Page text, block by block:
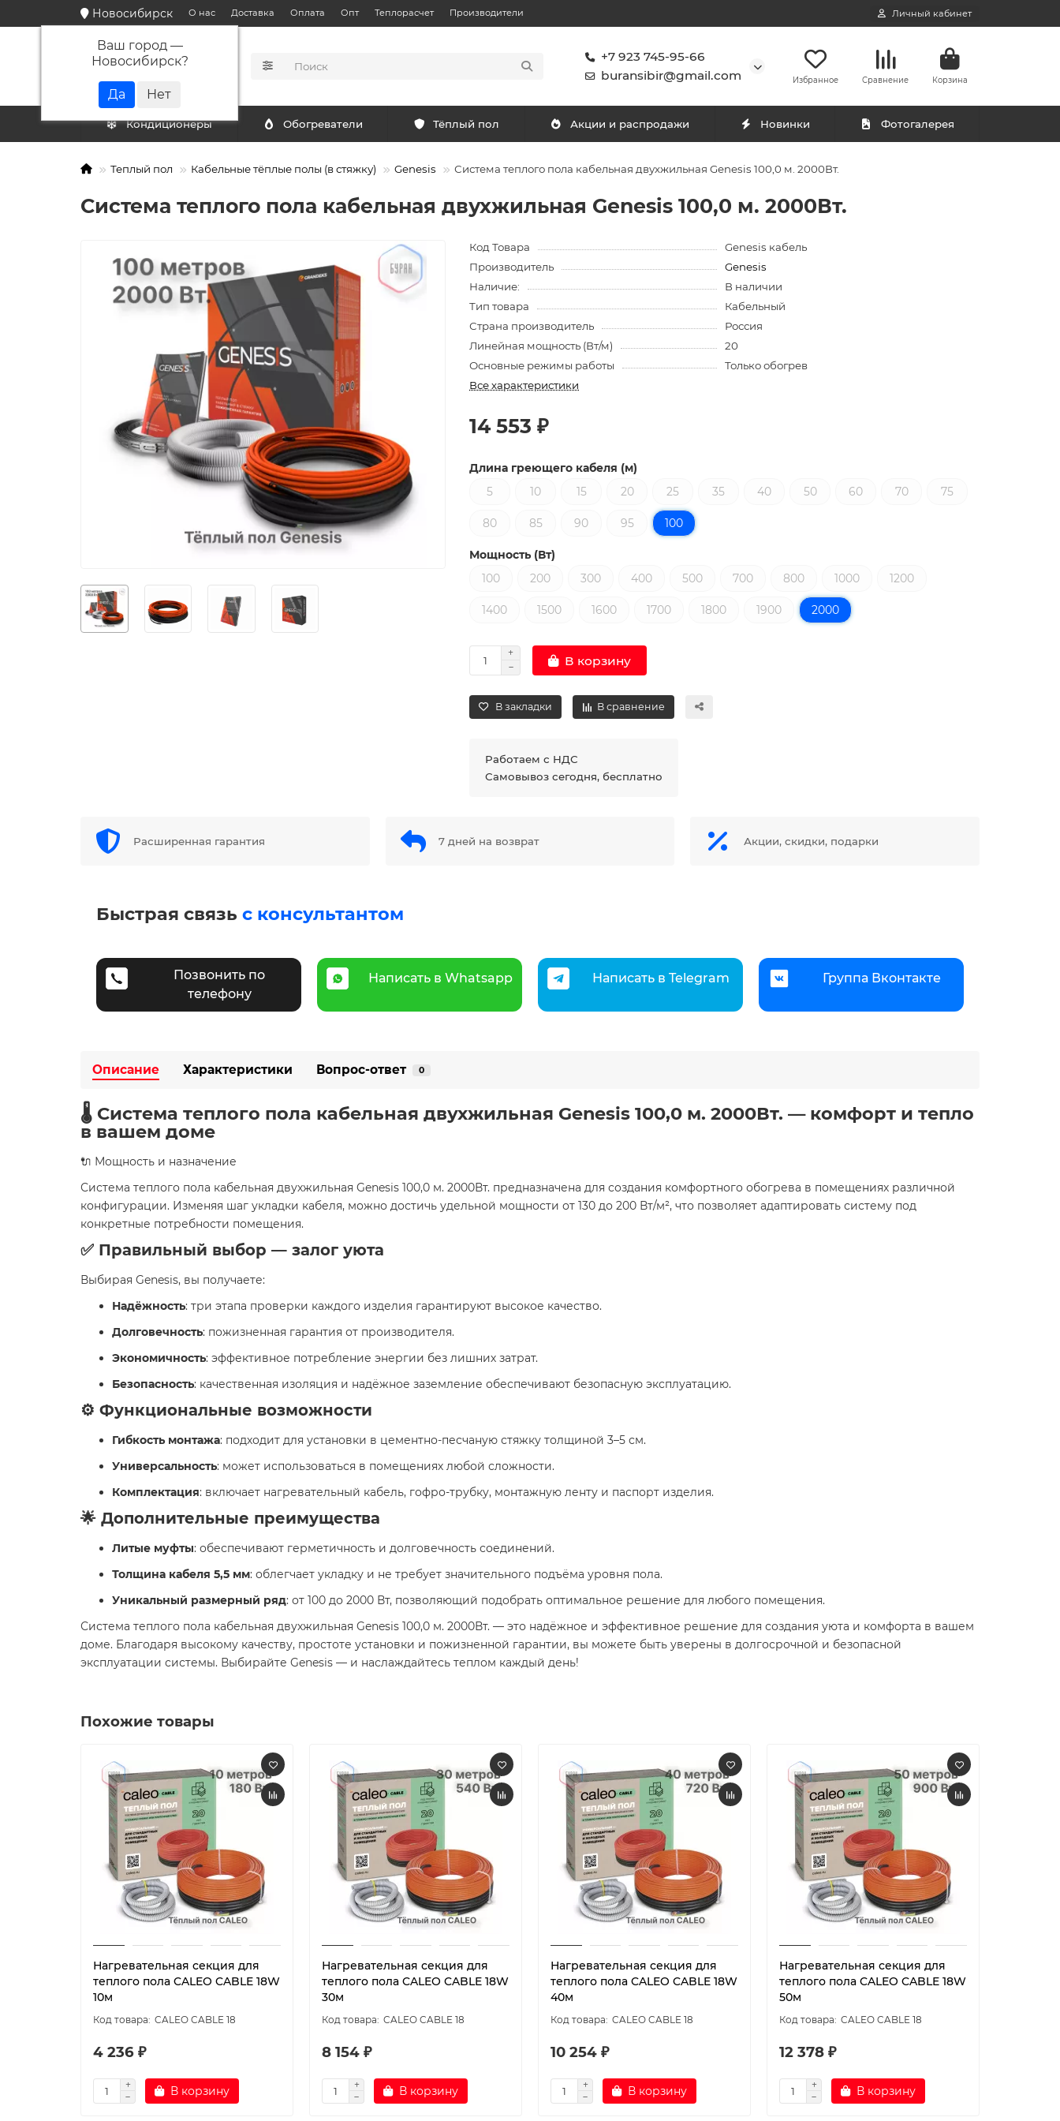
Новосибирск
Ваш город —
Новосибирск?
О нас Доставка Оплата Опт Теплорасчет Производители Личный кабинет
КАТАЛОГ
+7 923 745-95-66
buransibir@gmail.com
Избранное Сравнение Корзина
Кондиционеры Обогреватели Тёплый пол Акции и распродажи Новинки Фотогалерея
Теплый пол Кабельные тёплые полы (в стяжку) Genesis Система теплого пола кабельная двухжильная Genesis 100,0 м. 2000Вт.
Система теплого пола кабельная двухжильная Genesis 100,0 м. 2000Вт.
Код Товара
Genesis кабель
Производитель
Genesis
Наличие:
В наличии
Тип товара
Кабельный
Страна производитель
Россия
Линейная мощность (Вт/м)
20
Основные режимы работы
Только обогрев
Все характеристики
14 553 ₽
Длина греющего кабеля (м)
5
10 15 20 25 35 40 50 60 70 75
80 85 90 95 100
Мощность (Вт)
100
200 300 400 500 700 800 1000 1200
1400 1500 1600 1700 1800 1900 2000
В корзину
В закладки В сравнение
Работаем с НДС
Самовывоз сегодня, бесплатно
Расширенная гарантия 7 дней на возврат Акции, скидки, подарки
Быстрая связь с консультантом
Позвонить по
телефону
Написать в Whatsapp Написать в Telegram Группа Вконтакте
Описание Характеристики Вопрос-ответ 0
🌡️ Система теплого пола кабельная двухжильная Genesis 100,0 м. 2000Вт. — комфорт и тепло
в вашем доме
🔌 Мощность и назначение
Система теплого пола кабельная двухжильная Genesis 100,0 м. 2000Вт. предназначена для создания комфортного обогрева в помещениях различной
конфигурации. Изменяя шаг укладки кабеля, можно достичь удельной мощности от 130 до 200 Вт/м², что позволяет адаптировать систему под
конкретные потребности помещения.
✅ Правильный выбор — залог уюта
Выбирая Genesis, вы получаете:
Надёжность: три этапа проверки каждого изделия гарантируют высокое качество.
Долговечность: пожизненная гарантия от производителя.
Экономичность: эффективное потребление энергии без лишних затрат.
Безопасность: качественная изоляция и надёжное заземление обеспечивают безопасную эксплуатацию.
⚙️ Функциональные возможности
Гибкость монтажа: подходит для установки в цементно-песчаную стяжку толщиной 3–5 см.
Универсальность: может использоваться в помещениях любой сложности.
Комплектация: включает нагревательный кабель, гофро-трубку, монтажную ленту и паспорт изделия.
🌟 Дополнительные преимущества
Литые муфты: обеспечивают герметичность и долговечность соединений.
Толщина кабеля 5,5 мм: облегчает укладку и не требует значительного подъёма уровня пола.
Уникальный размерный ряд: от 100 до 2000 Вт, позволяющий подобрать оптимальное решение для любого помещения.
Система теплого пола кабельная двухжильная Genesis 100,0 м. 2000Вт. — это надёжное и эффективное решение для создания уюта и комфорта в вашем
доме. Благодаря высокому качеству, простоте установки и пожизненной гарантии, вы можете быть уверены в долгосрочной и безопасной
эксплуатации системы. Выбирайте Genesis — и наслаждайтесь теплом каждый день!
Похожие товары
Нагревательная секция для
теплого пола CALEO CABLE 18W
10м
CALEO CABLE 18
4 236 ₽
В корзину
Нагревательная секция для
теплого пола CALEO CABLE 18W
30м
CALEO CABLE 18
8 154 ₽
В корзину
Нагревательная секция для
теплого пола CALEO CABLE 18W
40м
CALEO CABLE 18
10 254 ₽
В корзину
Нагревательная секция для
теплого пола CALEO CABLE 18W
50м
CALEO CABLE 18
12 378 ₽
В корзину